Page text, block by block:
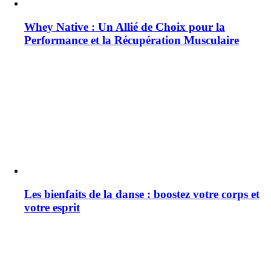
Whey Native : Un Allié de Choix pour la
Performance et la Récupération Musculaire
Les bienfaits de la danse : boostez votre corps et
votre esprit